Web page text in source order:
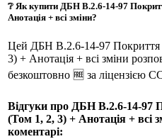
❔ Як купити ДБН В.2.6-14-97
Анотація + всі зміни?
Цей ДБН В.2.6-14-97 Покриття
3) + Анотація + всі зміни
безкоштовно 🆓 за ліцензією
Відгуки про ДБН В.2.6-14-97
(Том 1, 2, 3) + Анотація + всі
коментарі: